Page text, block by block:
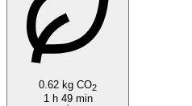
0.62 kg CO2
1 h 49 min